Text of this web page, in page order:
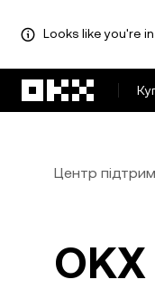
Looks like you're
Центр